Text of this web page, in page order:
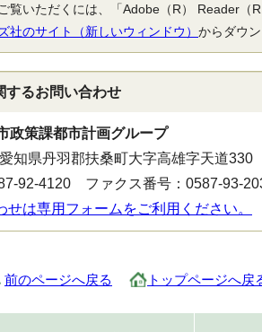
覧いただくには、「Adobe（R） Reader（
社のサイト（新しいウィンドウ） からダウ
するお問い合わせ
政策課都市計画グループ
知県丹羽郡扶桑町大字高雄字天道330
92-4120 ファクス番号：0587-93-
せは専用フォームをご利用ください。
前のページへ戻る トップページへ戻